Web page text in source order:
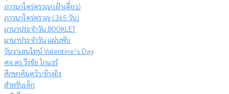
ภาวนาใคร่ครวญ(เฝ้าเดี่ยว)
ภาวนาใคร่ครวญ (365 วัน)
มานาประจำวัน BOOKLET
มานาประจำวัน แผ่นพับ
วันวาเลนไทน์ Valentine’s Day
ศจ.ดร.วีรชัย โกแวร์
ศึกษาค้นคว้า/อ้างอิง
สำหรับเด็ก